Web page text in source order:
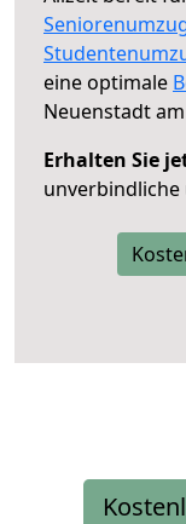
eine optimale
Neuenstadt
Erhalten Sie